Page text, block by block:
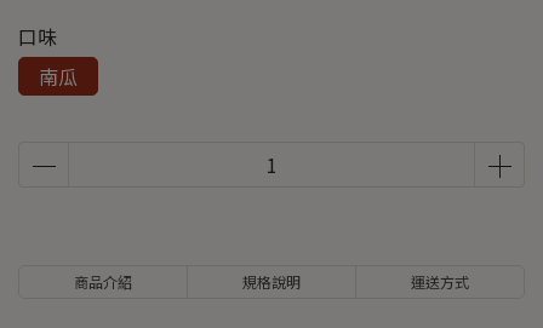
口味
南瓜
商品介紹 規格說明 運送方式